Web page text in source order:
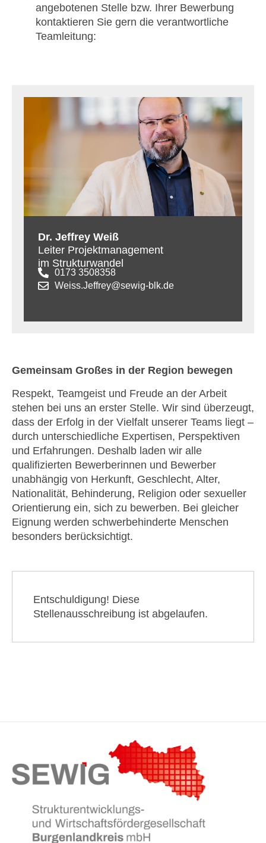
angebotenen Stelle bzw. Ihrer Bewerbung
kontaktieren Sie gern die verantwortliche
Teamleitung:
Dr. Jeffrey Weiß
Leiter Projektmanagement
im Strukturwandel
0173 3508358
Weiss.Jeffrey@sewig-blk.de
Gemeinsam Großes in der Region bewegen
Respekt, Teamgeist und Freude an der Arbeit
stehen bei uns an erster Stelle. Wir sind überzeugt,
dass der Erfolg in der Vielfalt unserer Teams liegt –
durch unterschiedliche Expertisen, Perspektiven
und Erfahrungen. Deshalb laden wir alle
qualifizierten Bewerberinnen und Bewerber
unabhängig von Herkunft, Geschlecht, Alter,
Nationalität, Behinderung, Religion oder sexueller
Orientierung ein, sich zu bewerben. Bei gleicher
Eignung werden schwerbehinderte Menschen
besonders berücksichtigt.
Entschuldigung! Diese
Stellenausschreibung ist abgelaufen.